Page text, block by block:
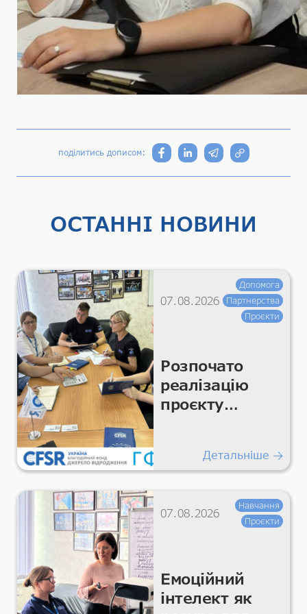
поділитись дописом:
ОСТАННІ НОВИНИ
07.08.2026
Допомога
Партнерства
Проєкти
Розпочато
реалізацію
проєкту
покращень
важливих
умов та
Детальніше
07.08.2026
Навчання
Проєкти
Емоційний
інтелект як